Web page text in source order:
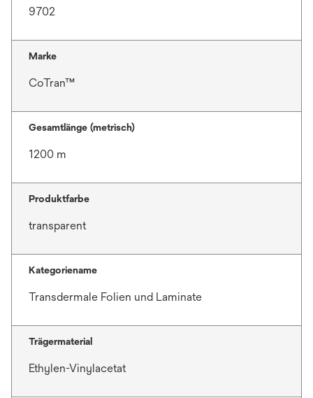
9702
Marke
CoTran™
Gesamtlänge (metrisch)
1200 m
Produktfarbe
transparent
Kategoriename
Transdermale Folien und Laminate
Trägermaterial
Ethylen-Vinylacetat